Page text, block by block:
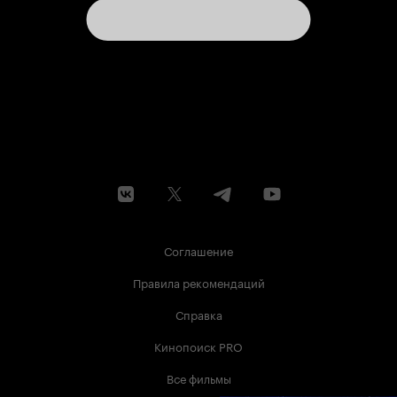
Соглашение
Правила рекомендаций
Справка
Кинопоиск PRO
Все фильмы